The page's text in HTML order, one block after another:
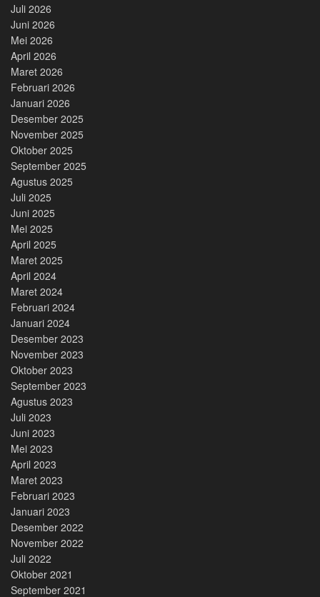
Juli 2026
Juni 2026
Mei 2026
April 2026
Maret 2026
Februari 2026
Januari 2026
Desember 2025
November 2025
Oktober 2025
September 2025
Agustus 2025
Juli 2025
Juni 2025
Mei 2025
April 2025
Maret 2025
April 2024
Maret 2024
Februari 2024
Januari 2024
Desember 2023
November 2023
Oktober 2023
September 2023
Agustus 2023
Juli 2023
Juni 2023
Mei 2023
April 2023
Maret 2023
Februari 2023
Januari 2023
Desember 2022
November 2022
Juli 2022
Oktober 2021
September 2021